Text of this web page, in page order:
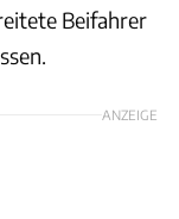
Beifahrer
ANZEIGE